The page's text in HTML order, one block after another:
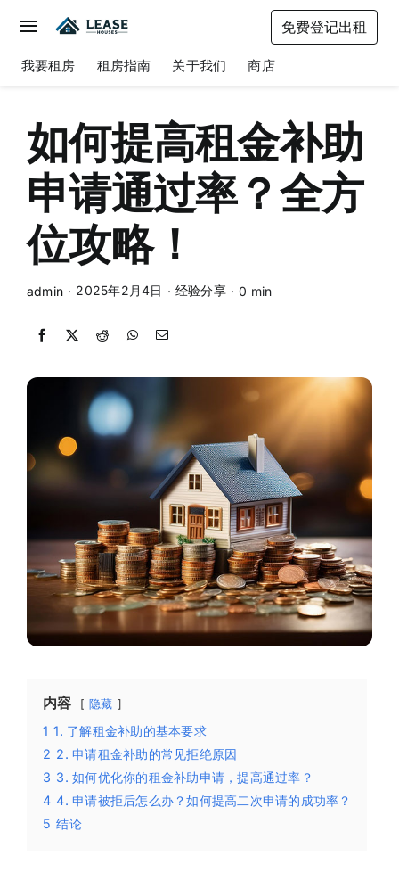
content
Toggle
Navigation
我要租房
租房指南
关于我们
商店
免费登记出租
我要租房 租房指南 关于我们 商店
如何提高租金补助
申请通过率？全方
位攻略！
admin · 2025年2月4日 · 经验分享 · 0 min
内容 隐藏
1 1. 了解租金补助的基本要求
2 2. 申请租金补助的常见拒绝原因
3 3. 如何优化你的租金补助申请，提高通过率？
4 4. 申请被拒后怎么办？如何提高二次申请的成功率？
5 结论